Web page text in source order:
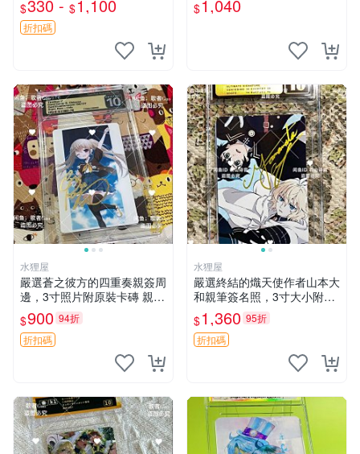
步&江戶川亂步&谷崎潤一郎&
宮澤賢治官方正品 標芥川中
$330 - $1,100
折扣碼
之蘆葦 簽名照 小林有吾
$1,040
水狸屋
嚴選蒼之彼方的四重奏親簽周
邊，3寸照片附原裝卡磚 親簽
照 收藏級 影印品 杜蕾斯相紙
質地 限量版 Aokana Four Rh
ythm 藍光紀念照 簽名
$900 94折
折扣碼
水狸屋
嚴選終結的熾天使作者山本大
和親筆簽名照，3寸大小附原
裝卡磚 終結的熾天使 簽名照
片 親筆簽名周邊
$1,360 95折
折扣碼